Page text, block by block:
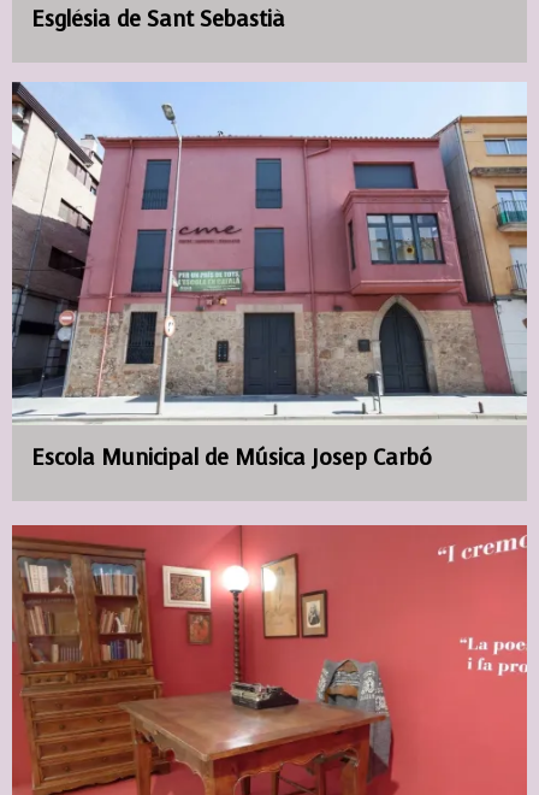
Església de Sant Sebastià
Escola Municipal de Música Josep Carbó